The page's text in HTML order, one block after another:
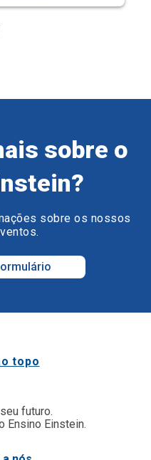
sobre o
sobre os nossos
topo
futuro.
Ensino Einstein.